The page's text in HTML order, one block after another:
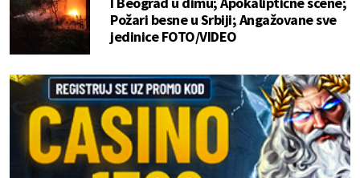
Požari besne u Srbiji; Angažovane sve
jedinice FOTO/VIDEO